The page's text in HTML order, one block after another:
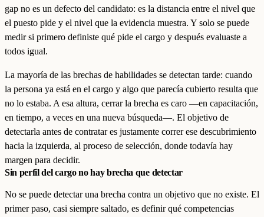
gap no es un defecto del candidato: es la distancia entre el nivel que
el puesto pide y el nivel que la evidencia muestra. Y solo se puede
medir si primero definiste qué pide el cargo y después evaluaste a
todos igual.
La mayoría de las brechas de habilidades se detectan tarde: cuando
la persona ya está en el cargo y algo que parecía cubierto resulta que
no lo estaba. A esa altura, cerrar la brecha es caro —en capacitación,
en tiempo, a veces en una nueva búsqueda—. El objetivo de
detectarla antes de contratar es justamente correr ese descubrimiento
hacia la izquierda, al proceso de selección, donde todavía hay
margen para decidir.
Sin perfil del cargo no hay brecha que detectar
No se puede detectar una brecha contra un objetivo que no existe. El
primer paso, casi siempre saltado, es definir qué competencias